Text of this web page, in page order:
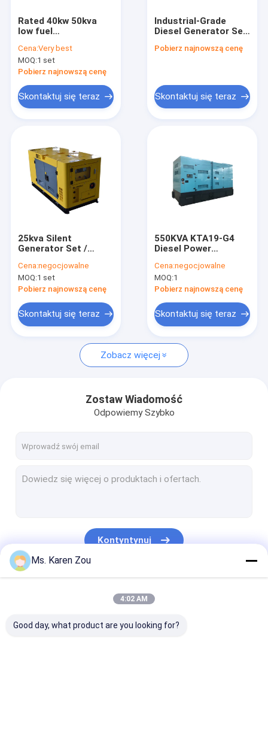
Produkty
Filmy
O nas
Zestaw generatora diesla
Silent Generator Set
Generator Diesla Yangdong
Marine Diesel Generator
Mobile Light Tower
Rated 40kw 50kva
low fuel
genset , rental
industrial generator
Cena:Very best
MOQ:1 set
Pobierz najnowszą cenę
Skontaktuj się teraz
Industrial-Grade
Diesel Generator Set
Output 50 Hz
Pobierz najnowszą cenę
Skontaktuj się teraz
25kva Silent
Generator Set /
diesel generator for
house camping
Cena:negocjowalne
MOQ:1 set
Pobierz najnowszą cenę
Skontaktuj się teraz
550KVA KTA19-G4
Diesel Power
Powered By Cummins
Cena:negocjowalne
MOQ:1
Pobierz najnowszą cenę
Skontaktuj się teraz
Zobacz więcej
Zostaw Wiadomość
Odpowiemy Szybko
Kontyntynuj
Ms. Karen Zou
4:02 AM
Good day, what product are you looking for?